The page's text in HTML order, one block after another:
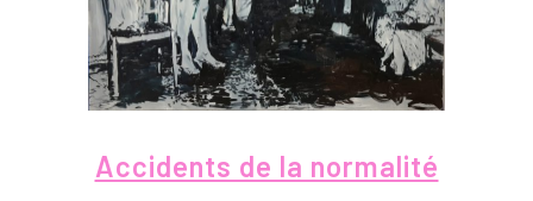
Accidents de la normalité